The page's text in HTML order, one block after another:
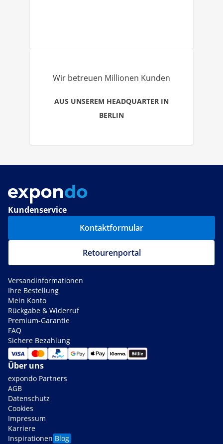
Wir betreuen Millionen Kunden
AUS UNSEREM HEADQUARTER IN
BERLIN
Kundenservice
Kontaktformular
Retourenportal
Versandinformationen
Ihre Bestellung
Mein Konto
Rückgabe & Widerruf
Premium-Garantie
FAQ
Sichere Bezahlung
Über uns
expondo Partners
AGB
Datenschutz
Cookies
Impressum
Karriere
Inspirationen Blog